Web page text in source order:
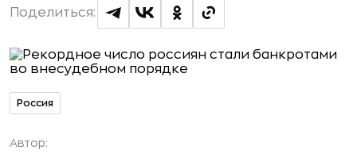
Поделиться:
Россия
Автор: